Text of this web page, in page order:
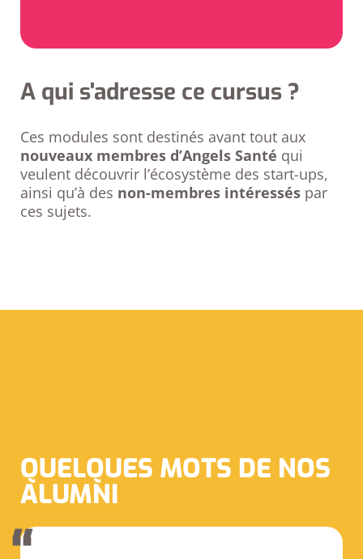
A qui s'adresse ce cursus ?
Ces modules sont destinés avant tout aux
nouveaux membres d’Angels Santé qui
veulent découvrir l’écosystème des start-ups,
ainsi qu’à des non-membres intéressés par
ces sujets.
QUELQUES MOTS DE NOS
ALUMNI